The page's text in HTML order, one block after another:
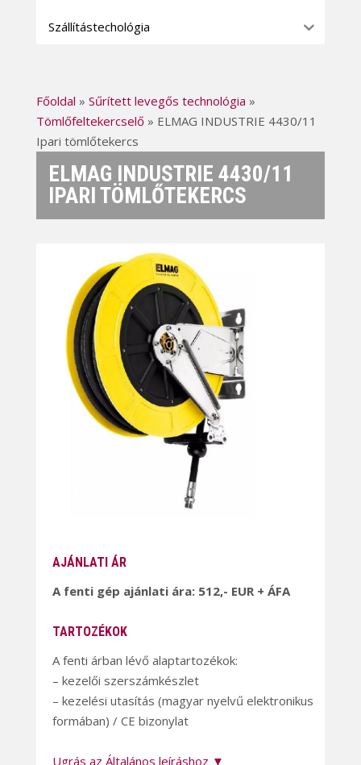
Főoldal » Sűrített levegős technológia »
Tömlőfeltekercselő» ELMAG INDUSTRIE 4430/11
Ipari tömlőtekercs
ELMAG INDUSTRIE 4430/11
IPARI TÖMLŐTEKERCS
AJÁNLATI ÁR
A fenti gép ajánlati ára: 512,- EUR + ÁFA
TARTOZÉKOK
A fenti árban lévő alaptartozékok:
– kezelői szerszámkészlet
– kezelési utasítás (magyar nyelvű elektronikus
formában) / CE bizonylat
Ugrás az Általános leíráshoz ▼
Szállítástechológia